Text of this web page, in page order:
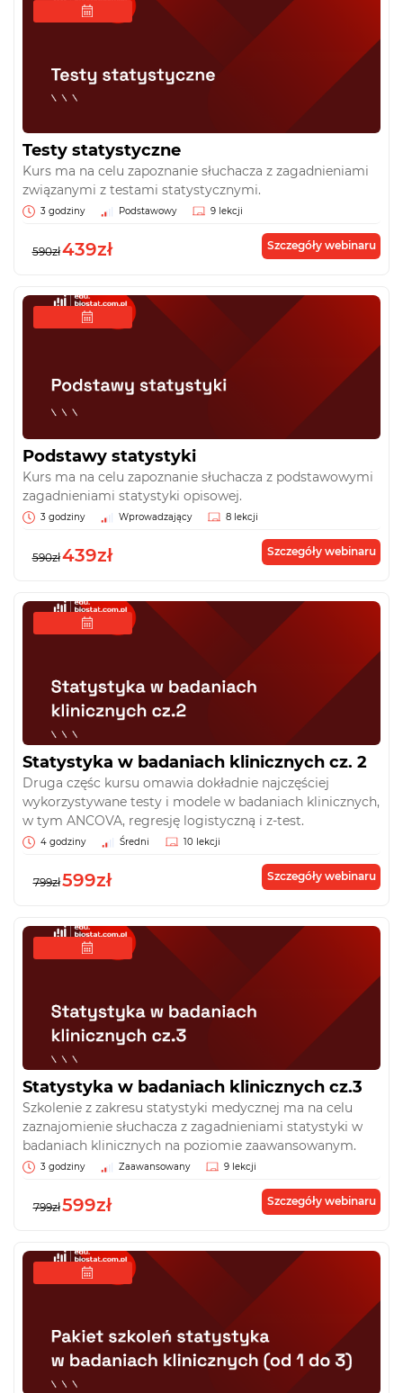
Testy statystyczne
Kurs ma na celu zapoznanie słuchacza z zagadnieniami
związanymi z testami statystycznymi.
3 godziny Podstawowy 9 lekcji
590zł439zł Szczegóły webinaru
Podstawy statystyki
Kurs ma na celu zapoznanie słuchacza z podstawowymi
zagadnieniami statystyki opisowej.
3 godziny Wprowadzający 8 lekcji
590zł439zł Szczegóły webinaru
Statystyka w badaniach klinicznych cz. 2
Druga częśc kursu omawia dokładnie najczęściej
wykorzystywane testy i modele w badaniach klinicznych,
w tym ANCOVA, regresję logistyczną i z-test.
4 godziny Średni 10 lekcji
799zł599zł Szczegóły webinaru
Statystyka w badaniach klinicznych cz.3
Szkolenie z zakresu statystyki medycznej ma na celu
zaznajomienie słuchacza z zagadnieniami statystyki w
badaniach klinicznych na poziomie zaawansowanym.
3 godziny Zaawansowany 9 lekcji
799zł599zł Szczegóły webinaru